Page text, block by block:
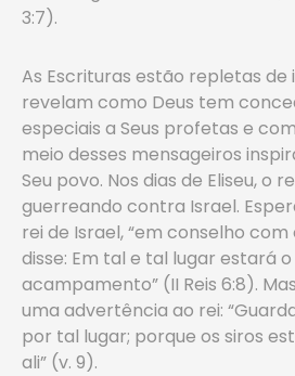
3:7).
As Escrituras estão repletas de
revelam como Deus tem
especiais a Seus profetas e
meio desses mensageiros
Seu povo. Nos dias de Eliseu, o
guerreando contra Israel.
rei de Israel, “em conselho com
disse: Em tal e tal lugar estará
acampamento” (II Reis 6:8).
uma advertência ao rei:
por tal lugar; porque os siros
ali” (v. 9).